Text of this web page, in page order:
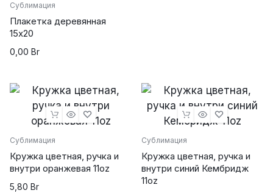
Сублимация
Плакетка деревянная
15х20
0,00 Br
Сублимация
Кружка цветная, ручка и
внутри оранжевая 11oz
5,80 Br
Сублимация
Кружка цветная, ручка и
внутри синий Кембридж
11oz